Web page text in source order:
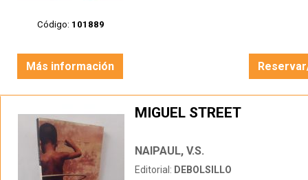
Código: 101889
Más información
MIGUEL STREET
NAIPAUL, V.S.
Editorial: DEBOLSILLO